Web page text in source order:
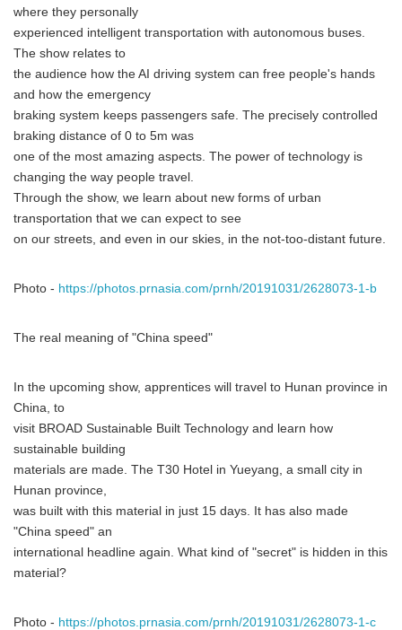
where they personally
experienced intelligent transportation with autonomous buses.
The show relates to
the audience how the AI driving system can free people's hands
and how the emergency
braking system keeps passengers safe. The precisely controlled
braking distance of 0 to 5m was
one of the most amazing aspects. The power of technology is
changing the way people travel.
Through the show, we learn about new forms of urban
transportation that we can expect to see
on our streets, and even in our skies, in the not-too-distant future.
Photo - https://photos.prnasia.com/prnh/20191031/2628073-1-b
The real meaning of "China speed"
In the upcoming show, apprentices will travel to Hunan province in
China, to
visit BROAD Sustainable Built Technology and learn how
sustainable building
materials are made. The T30 Hotel in Yueyang, a small city in
Hunan province,
was built with this material in just 15 days. It has also made
"China speed" an
international headline again. What kind of "secret" is hidden in this
material?
Photo - https://photos.prnasia.com/prnh/20191031/2628073-1-c